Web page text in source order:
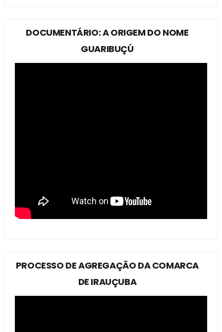
DOCUMENTÁRIO: A ORIGEM DO NOME
GUARIBUÇÚ
PROCESSO DE AGREGAÇÃO DA COMARCA
DE IRAUÇUBA